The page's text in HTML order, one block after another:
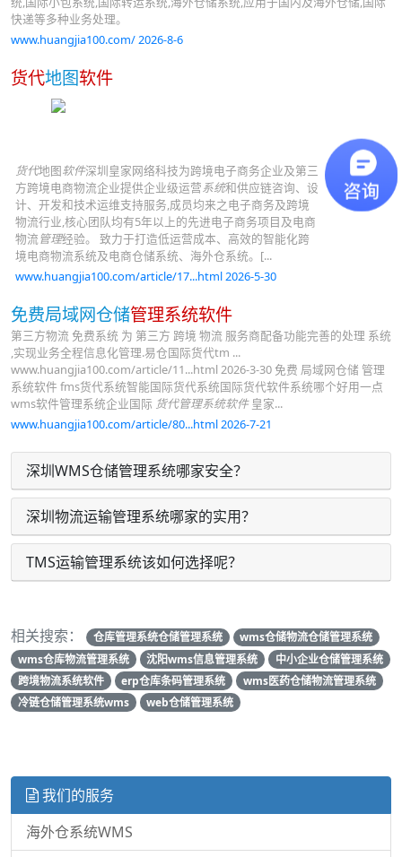
快递等多种业务处理。
www.huangjia100.com/ 2026-8-6
货代地图软件
货代地图软件深圳皇家网络科技为跨境电子商务企业及第三
方跨境电商物流企业提供企业级运营系统和供应链咨询、设
计、开发和技术运维支持服务,成员均来之电子商务及跨境
物流行业,核心团队均有5年以上的先进电子商务项目及电商
物流管理经验。 致力于打造低运营成本、高效的智能化跨
境电商物流系统及电商仓储系统、海外仓系统。[...
www.huangjia100.com/article/17...html 2026-5-30
免费局域网仓储管理系统软件
第三方物流 免费系统 为 第三方 跨境 物流 服务商配备功能完善的处理 系统
,实现业务全程信息化管理.易仓国际货代tm ...
www.huangjia100.com/article/11...html 2026-3-30 免费 局域网仓储 管理
系统软件 fms货代系统智能国际货代系统国际货代软件系统哪个好用一点
wms软件管理系统企业国际 货代管理系统软件皇家...
www.huangjia100.com/article/80...html 2026-7-21
深圳WMS仓储管理系统哪家安全？
深圳物流运输管理系统哪家的实用？
TMS运输管理系统该如何选择呢？
相关搜索： 仓库管理系统仓储管理系统
wms仓储物流仓储管理系统
wms仓库物流管理系统
沈阳wms信息管理系统
中小企业仓储管理系统
跨境物流系统软件
erp仓库条码管理系统
wms医药仓储物流管理系统
冷链仓储管理系统wms
web仓储管理系统
我们的服务
海外仓系统WMS